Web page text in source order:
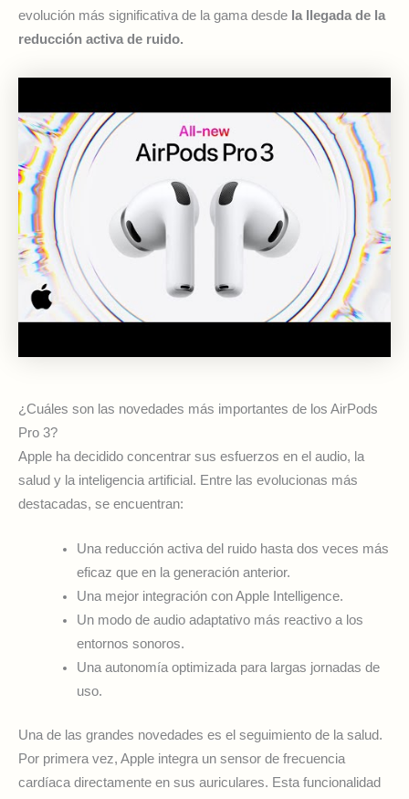
evolución más significativa de la gama desde la llegada de la
reducción activa de ruido.
¿Cuáles son las novedades más importantes de los AirPods
Pro 3?
Apple ha decidido concentrar sus esfuerzos en el audio, la
salud y la inteligencia artificial. Entre las evolucionas más
destacadas, se encuentran:
Una reducción activa del ruido hasta dos veces más
eficaz que en la generación anterior.
Una mejor integración con Apple Intelligence.
Un modo de audio adaptativo más reactivo a los
entornos sonoros.
Una autonomía optimizada para largas jornadas de
uso.
Una de las grandes novedades es el seguimiento de la salud.
Por primera vez, Apple integra un sensor de frecuencia
cardíaca directamente en sus auriculares. Esta funcionalidad